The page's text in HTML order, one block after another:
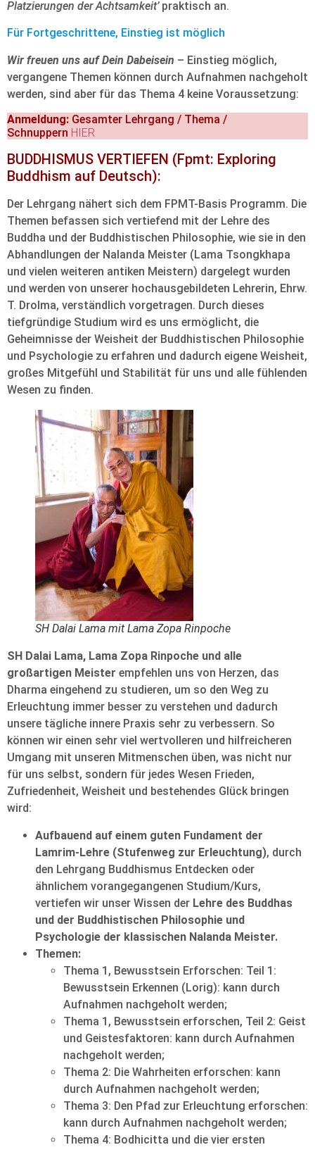
Platzierungen der Achtsamkeit’praktisch an.
Für Fortgeschrittene, Einstieg ist möglich
Wir freuen uns auf Dein Dabeisein – Einstieg möglich,
vergangene Themen können durch Aufnahmen nachgeholt
werden, sind aber für das Thema 4 keine Voraussetzung:
Anmeldung: Gesamter Lehrgang / Thema /
Schnuppern HIER
BUDDHISMUS VERTIEFEN (Fpmt: Exploring
Buddhism auf Deutsch):
Der Lehrgang nähert sich dem FPMT-Basis Programm. Die
Themen befassen sich vertiefend mit der Lehre des
Buddha und der Buddhistischen Philosophie, wie sie in den
Abhandlungen der Nalanda Meister (Lama Tsongkhapa
und vielen weiteren antiken Meistern) dargelegt wurden
und werden von unserer hochausgebildeten Lehrerin, Ehrw.
T. Drolma, verständlich vorgetragen. Durch dieses
tiefgründige Studium wird es uns ermöglicht, die
Geheimnisse der Weisheit der Buddhistischen Philosophie
und Psychologie zu erfahren und dadurch eigene Weisheit,
großes Mitgefühl und Stabilität für uns und alle fühlenden
Wesen zu finden.
SH Dalai Lama mit Lama Zopa Rinpoche
SH Dalai Lama, Lama Zopa Rinpoche und alle
großartigen Meister empfehlen uns von Herzen, das
Dharma eingehend zu studieren, um so den Weg zu
Erleuchtung immer besser zu verstehen und dadurch
unsere tägliche innere Praxis sehr zu verbessern. So
können wir einen sehr viel wertvolleren und hilfreicheren
Umgang mit unseren Mitmenschen üben, was nicht nur
für uns selbst, sondern für jedes Wesen Frieden,
Zufriedenheit, Weisheit und bestehendes Glück bringen
wird:
Aufbauend auf einem guten Fundament der
Lamrim-Lehre (Stufenweg zur Erleuchtung), durch
den Lehrgang Buddhismus Entdecken oder
ähnlichem vorangegangenen Studium/Kurs,
vertiefen wir unser Wissen der Lehre des Buddhas
und der Buddhistischen Philosophie und
Psychologie der klassischen Nalanda Meister.
Themen:
Thema 1, Bewusstsein Erforschen: Teil 1:
Bewusstsein Erkennen (Lorig): kann durch
Aufnahmen nachgeholt werden;
Thema 1, Bewusstsein erforschen, Teil 2: Geist
und Geistesfaktoren: kann durch Aufnahmen
nachgeholt werden;
Thema 2: Die Wahrheiten erforschen: kann
durch Aufnahmen nachgeholt werden;
Thema 3: Den Pfad zur Erleuchtung erforschen:
kann durch Aufnahmen nachgeholt werden;
Thema 4: Bodhicitta und die vier ersten